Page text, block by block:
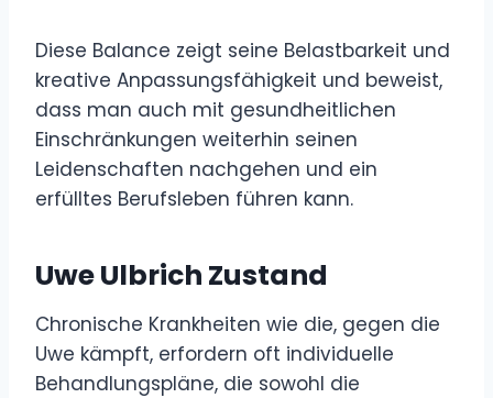
Diese Balance zeigt seine Belastbarkeit und
kreative Anpassungsfähigkeit und beweist,
dass man auch mit gesundheitlichen
Einschränkungen weiterhin seinen
Leidenschaften nachgehen und ein
erfülltes Berufsleben führen kann.
Uwe Ulbrich Zustand
Chronische Krankheiten wie die, gegen die
Uwe kämpft, erfordern oft individuelle
Behandlungspläne, die sowohl die